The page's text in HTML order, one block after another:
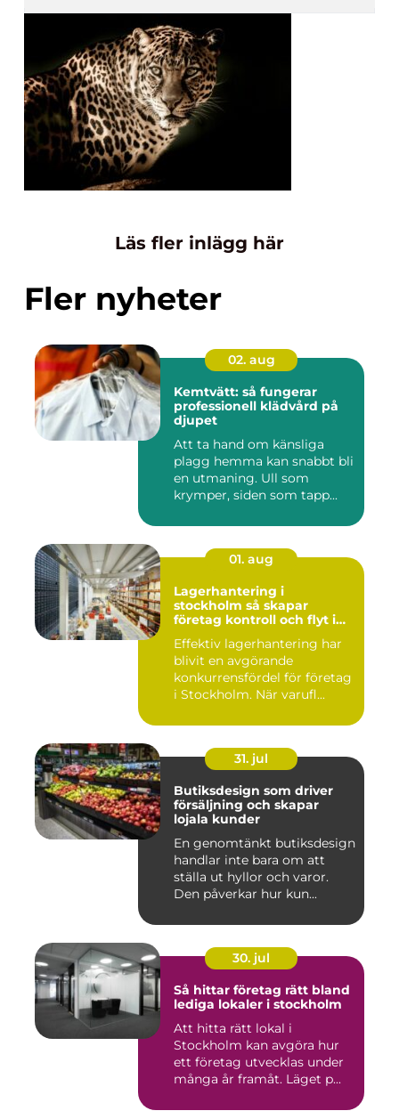
Läs fler inlägg här
Fler nyheter
02. aug
Kemtvätt: så fungerar
professionell klädvård på
djupet
Att ta hand om känsliga
plagg hemma kan snabbt bli
en utmaning. Ull som
krymper, siden som tapp...
01. aug
Lagerhantering i
stockholm så skapar
företag kontroll och flyt i
Effektiv lagerhantering har
blivit en avgörande
konkurrensfördel för företag
i Stockholm. När varufl...
31. jul
Butiksdesign som driver
försäljning och skapar
lojala kunder
En genomtänkt butiksdesign
handlar inte bara om att
ställa ut hyllor och varor.
Den påverkar hur kun...
30. jul
Så hittar företag rätt bland
lediga lokaler i stockholm
Att hitta rätt lokal i
Stockholm kan avgöra hur
ett företag utvecklas under
många år framåt. Läget p...